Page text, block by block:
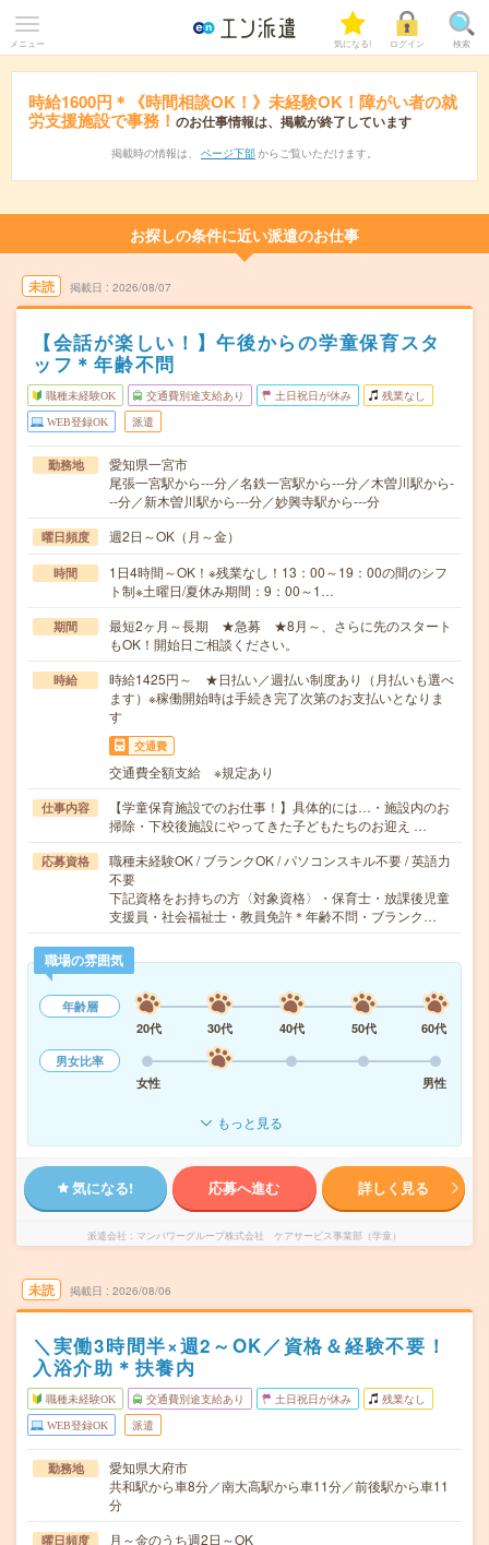
メニュー 気になる! ログイン 検索
時給1600円＊《時間相談OK！》未経験OK！障がい者の就
労支援施設で事務！ のお仕事情報は、掲載が終了しています
掲載時の情報は、 ページ下部 からご覧いただけます。
お探しの条件に近い派遣のお仕事
未読 掲載日 2026/08/07
【会話が楽しい！】午後からの学童保育スタ
ッフ＊年齢不問
職種未経験OK 交通費別途支給あり 土日祝日が休み 残業なし
WEB登録OK 派遣
勤務地
愛知県一宮市
尾張一宮駅から---分／名鉄一宮駅から---分／木曽川駅から-
--分／新木曽川駅から---分／妙興寺駅から---分
曜日頻度 週2日～OK（月～金）
時間
1日4時間～OK！※残業なし！13：00～19：00の間のシフ
ト制※土曜日/夏休み期間：9：00～1…
期間
最短2ヶ月～長期 ★急募 ★8月～、さらに先のスタート
もOK！開始日ご相談ください。
時給
時給1425円～ ★日払い／週払い制度あり（月払いも選べ
ます）※稼働開始時は手続き完了次第のお支払いとなりま
す
交通費
交通費全額支給 ※規定あり
仕事内容
【学童保育施設でのお仕事！】具体的には…・施設内のお
掃除・下校後施設にやってきた子どもたちのお迎え …
応募資格
職種未経験OK / ブランクOK / パソコンスキル不要 / 英語力
不要
下記資格をお持ちの方〈対象資格〉・保育士・放課後児童
支援員・社会福祉士・教員免許＊年齢不問・ブランク…
職場の雰囲気
年齢層
20代
30代 40代 50代
60代
男女比率
女性
男性
もっと見る
気になる! 応募へ進む 詳しく見る
派遣会社 マンパワーグループ株式会社 ケアサービス事業部（学童）
未読 掲載日 2026/08/06
＼実働3時間半×週2～OK／資格＆経験不要！
入浴介助＊扶養内
職種未経験OK 交通費別途支給あり 土日祝日が休み 残業なし
WEB登録OK 派遣
勤務地
愛知県大府市
共和駅から車8分／南大高駅から車11分／前後駅から車11
分
曜日頻度 月～金のうち週2日～OK